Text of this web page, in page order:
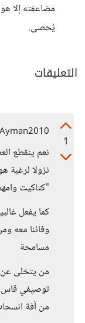
مضاعفته إلا
يُحصى.
التعليقات
1
Ayman2010
نعم ينقطع
نزولا لرغبة
"كتاكيت
كما يفعل
وفائنا معه
مسامحة
من يتخلى عن
توصيفي قاس
من آفة